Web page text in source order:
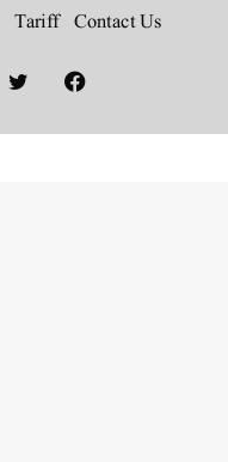
Contact Us
Tariff
Facebook